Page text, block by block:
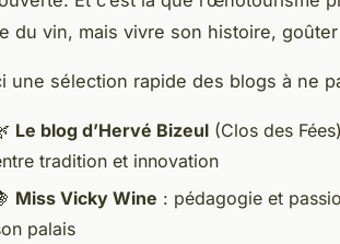
du vin, mais vivre son histoire,
une sélection rapide des blogs à ne
Le blog d’Hervé Bizeul (Clos des
tradition et innovation
Miss Vicky Wine : pédagogie et
palais